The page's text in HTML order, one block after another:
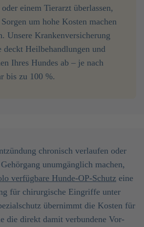
einem Tierarzt überlassen,
um hohe Kosten machen
Unsere Krankenversicherung
deckt Heilbehandlungen und
Ihres Hundes ab – je nach
bis zu 100 %.
chronisch verlaufen oder
unumgänglich machen,
verfügbare Hunde-OP-Schutz eine
für chirurgische Eingriffe unter
übernimmt die Kosten für
die direkt damit verbundene Vor-